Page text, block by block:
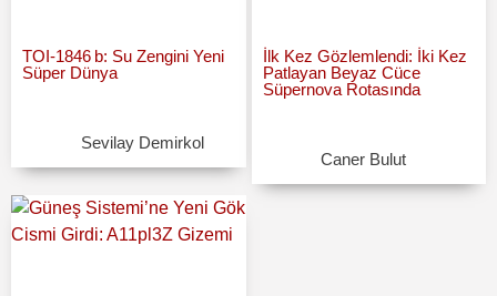
TOI‑1846 b: Su Zengini Yeni
Süper Dünya
Sevilay Demirkol
İlk Kez Gözlemlendi: İki Kez
Patlayan Beyaz Cüce
Süpernova Rotasında
Caner Bulut